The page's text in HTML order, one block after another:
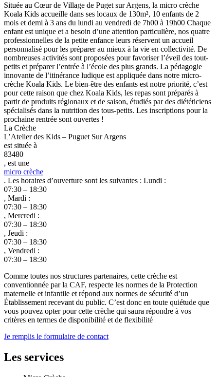
Située au Cœur de Village de Puget sur Argens, la micro crèche
Koala Kids accueille dans ses locaux de 130m², 10 enfants de 2
mois et demi à 3 ans du lundi au vendredi de 7h00 à 19h00 Chaque
enfant est unique et a besoin d’une attention particulière, nos quatre
professionnelles de la petite enfance leurs réservent un accueil
personnalisé pour les préparer au mieux à la vie en collectivité. De
nombreuses activités sont proposées pour favoriser l’éveil des tout-
petits et préparer l’entrée à l’école des plus grands. La pédagogie
innovante de l’itinérance ludique est appliquée dans notre micro-
crèche Koala Kids. Le bien-être des enfants est notre priorité, c’est
pour cette raison que chez Koala Kids, les repas sont préparés à
partir de produits régionaux et de saison, étudiés par des diététiciens
spécialisés dans la nutrition des tous-petits. Les inscriptions pour la
prochaine rentrée sont ouvertes !
La Crèche
L’Atelier des Kids – Puguet Sur Argens
est située à
83480
, est une
micro crèche
. Les horaires d’ouverture sont les suivantes : Lundi :
07:30 – 18:30
, Mardi :
07:30 – 18:30
, Mercredi :
07:30 – 18:30
, Jeudi :
07:30 – 18:30
, Vendredi :
07:30 – 18:30
Comme toutes nos structures partenaires, cette crèche est
conventionnée par la CAF, respecte les normes de la Protection
maternelle et infantile et répond aux normes de sécurité d’un
Établissement recevant du public. C’est donc en toute quiétude que
vous pouvez opter pour cette crèche qui saura répondre à vos
critères en termes de disponibilité et de flexibilité
Je remplis le formulaire de contact
Les services